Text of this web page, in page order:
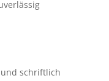
schriftlich